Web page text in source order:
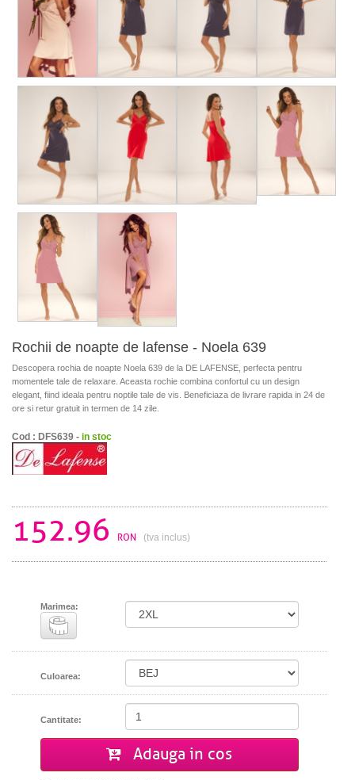
Rochii de noapte de lafense - Noela 639
Descopera rochia de noapte Noela 639 de la DE LAFENSE, perfecta pentru
momentele tale de relaxare. Aceasta rochie combina confortul cu un design
elegant, fiind ideala pentru noptile tale de vis. Beneficiaza de livrare rapida in 24 de
ore si retur gratuit in termen de 14 zile.
Cod : DFS639 - in stoc
152.96 RON (tva inclus)
Marimea:
Culoarea:
Cantitate:
Adauga in cos